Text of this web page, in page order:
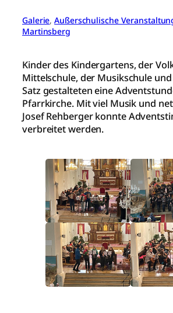
Galerie, Außerschulische
Martinsberg
Kinder des Kindergartens, der
Mittelschule, der Musikschule und
Satz gestalteten eine
Pfarrkirche. Mit viel Musik und
Josef Rehberger konnte
verbreitet werden.